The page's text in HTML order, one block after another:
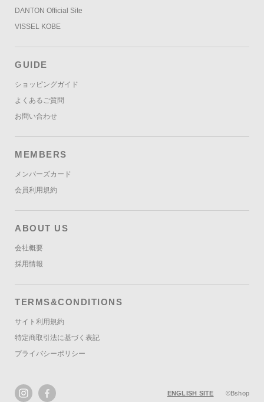
DANTON Official Site
VISSEL KOBE
GUIDE
ショッピングガイド
よくあるご質問
お問い合わせ
MEMBERS
メンバーズカード
会員利用規約
ABOUT US
会社概要
採用情報
TERMS&CONDITIONS
サイト利用規約
特定商取引法に基づく表記
プライバシーポリシー
ENGLISH SITE ©Bshop